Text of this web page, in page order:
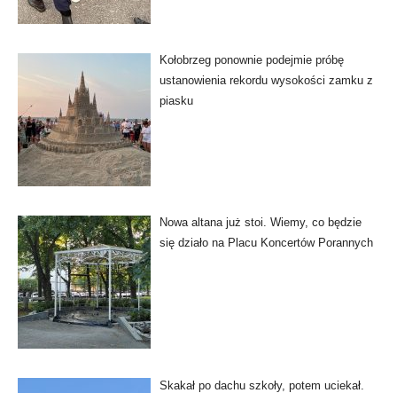
Kołobrzeg ponownie podejmie próbę
ustanowienia rekordu wysokości zamku z
piasku
Nowa altana już stoi. Wiemy, co będzie
się działo na Placu Koncertów Porannych
Skakał po dachu szkoły, potem uciekał.